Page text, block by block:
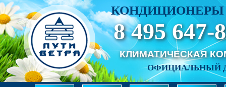
КОНДИЦИОНЕРЫ
8 495 647-
КЛИМАТИЧЕСКАЯ
ОФИЦИАЛЬНЫЙ